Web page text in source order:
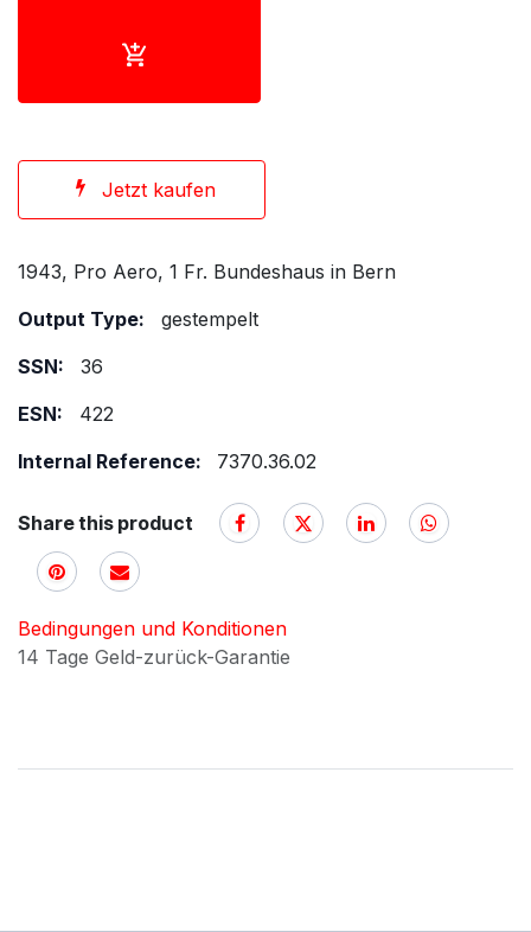
Jetzt kaufen
1943, Pro Aero, 1 Fr. Bundeshaus in Bern
Output Type:
gestempelt
SSN:
36
ESN:
422
Internal Reference:
7370.36.02
Share this product
Bedingungen und Konditionen
14 Tage Geld-zurück-Garantie